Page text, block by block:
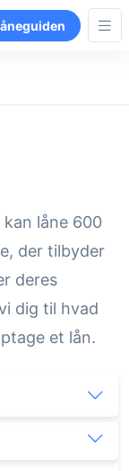
låne 600
der tilbyder
deres
dig til hvad
et lån.